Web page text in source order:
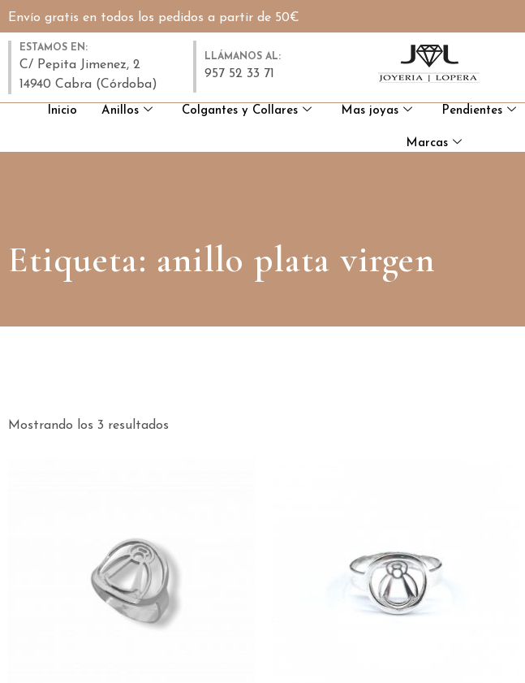
Envío gratis en todos los pedidos a partir de 50€
ESTAMOS EN:
C/ Pepita Jimenez, 2
14940 Cabra (Córdoba)
LLÁMANOS AL:
957 52 33 71
Inicio Anillos Colgantes y Collares Mas joyas Pendientes
Marcas
Etiqueta: anillo plata virgen
Mostrando los 3 resultados